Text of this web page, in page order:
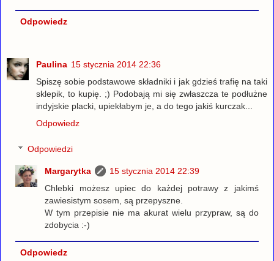
Odpowiedz
Paulina 15 stycznia 2014 22:36
Spiszę sobie podstawowe składniki i jak gdzieś trafię na taki
sklepik, to kupię. ;) Podobają mi się zwłaszcza te podłużne
indyjskie placki, upiekłabym je, a do tego jakiś kurczak...
Odpowiedz
Odpowiedzi
Margarytka
15 stycznia 2014 22:39
Chlebki możesz upiec do każdej potrawy z jakimś
zawiesistym sosem, są przepyszne.
W tym przepisie nie ma akurat wielu przypraw, są do
zdobycia :-)
Odpowiedz